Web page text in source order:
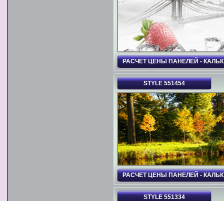
РАСЧЕТ ЦЕНЫ ПАНЕЛЕЙ -
STYLE 551454
РАСЧЕТ ЦЕНЫ ПАНЕЛЕЙ -
STYLE 551334